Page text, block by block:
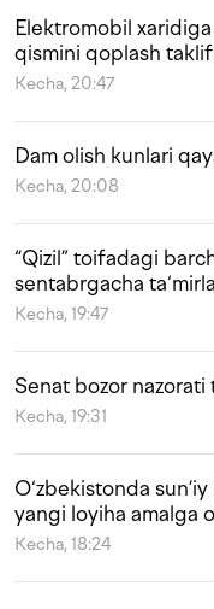
Elektromobil
qismini qoplash
Kecha, 20:47
Dam olish kunlari
Kecha, 20:08
“Qizil” toifadagi
sentabrgacha
Kecha, 19:47
Senat bozor nazorati
Kecha, 19:31
O‘zbekistonda
yangi loyiha amalga
Kecha, 18:24